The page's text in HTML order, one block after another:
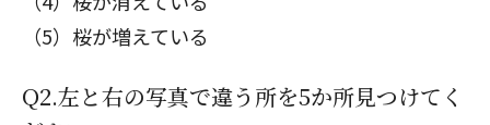
（5）桜が増えている
Q2.左と右の写真で違う所を5か所見つけてく